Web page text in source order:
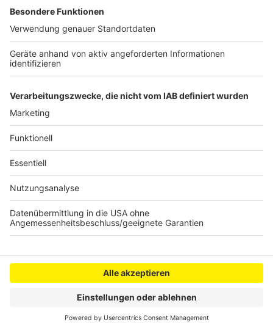
aber nur mit den zusätzlichen Stimmen der AfD und
der Linken. Dass Merz sich mit der Hilfe dieser
Parteien zum Kanzler wählen lässt, halte ich für sehr
unwahrscheinlich.
Autoren: José Narciandi & Joachim Schultheis
Anzeige
Anzeige